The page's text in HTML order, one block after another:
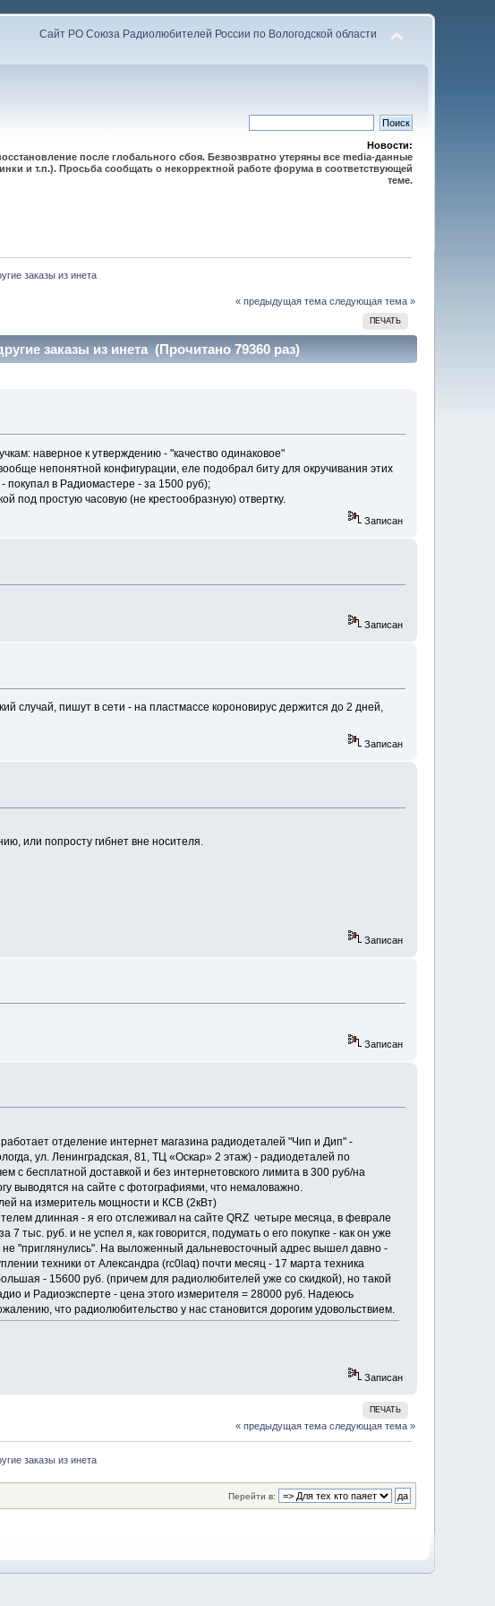
Сайт РО Союза Радиолюбителей России по Вологодской области
Новости:
после глобального сбоя. Безвозвратно утеряны все media-данные
и т.п.). Просьба сообщать о некорректной работе форума в соответствующей
теме.
заказы из инета
« предыдущая тема следующая тема »
ПЕЧАТЬ
заказы из инета (Прочитано 79360 раз)
наверное к утверждению - "качество одинаковое"
непонятной конфигурации, еле подобрал биту для окручивания этих
в Радиомастере - за 1500 руб);
под простую часовую (не крестообразную) отвертку.
Записан
Записан
случай, пишут в сети - на пластмассе короновирус держится до 2 дней,
Записан
или попросту гибнет вне носителя.
Записан
Записан
отделение интернет магазина радиодеталей "Чип и Дип" -
ул. Ленинградская, 81, ТЦ «Оскар» 2 этаж) - радиодеталей по
с бесплатной доставкой и без интернетовского лимита в 300 руб/на
выводятся на сайте с фотографиями, что немаловажно.
на измеритель мощности и КСВ (2кВт)
длинная - я его отслеживал на сайте QRZ четыре месяца, в феврале
тыс. руб. и не успел я, как говорится, подумать о его покупке - как он уже
"приглянулись". На выложенный дальневосточный адрес вышел давно -
техники от Александра (rc0laq) почти месяц - 17 марта техника
- 15600 руб. (причем для радиолюбителей уже со скидкой), но такой
и Радиоэксперте - цена этого измерителя = 28000 руб. Надеюсь
что радиолюбительство у нас становится дорогим удовольствием.
Записан
ПЕЧАТЬ
« предыдущая тема следующая тема »
заказы из инета
Перейти в: